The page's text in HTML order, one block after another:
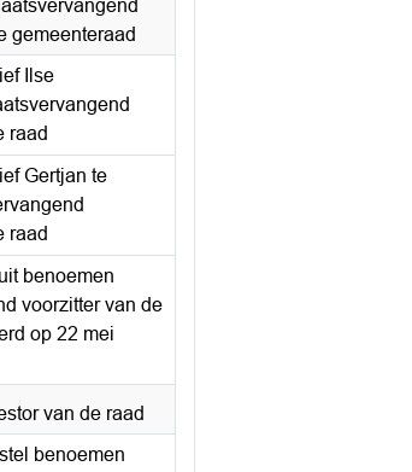
gemeenteraad
Ilse
raad
Gertjan te
raad
benoemen
voorzitter van de
op 22 mei
van de raad
benoemen